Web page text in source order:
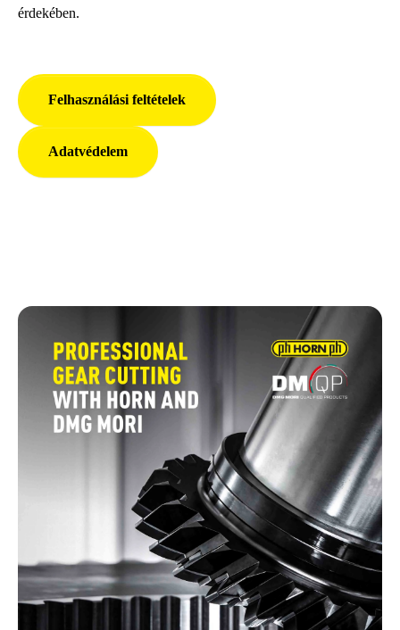
érdekében.
Felhasználási feltételek
Adatvédelem